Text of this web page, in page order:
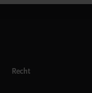
Recht